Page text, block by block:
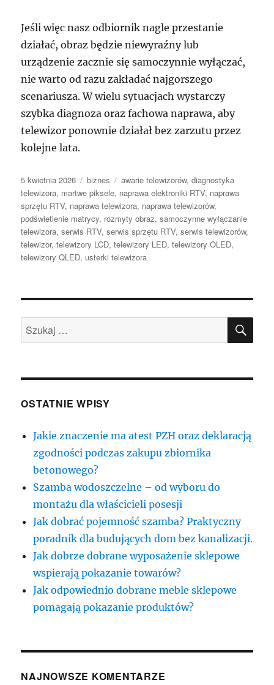
Jeśli więc nasz odbiornik nagle przestanie
działać, obraz będzie niewyraźny lub
urządzenie zacznie się samoczynnie wyłączać,
nie warto od razu zakładać najgorszego
scenariusza. W wielu sytuacjach wystarczy
szybka diagnoza oraz fachowa naprawa, aby
telewizor ponownie działał bez zarzutu przez
kolejne lata.
Data
publikacji
5 kwietnia 2026 Kategorie
biznes Tagi
awarie telewizorów,diagnostyka
telewizora, martwe piksele, naprawa elektroniki RTV, naprawa
sprzętu RTV, naprawa telewizora, naprawa telewizorów,
podświetlenie matrycy, rozmyty obraz,samoczynne wyłączanie
telewizora,serwis RTV,serwis sprzętu RTV,serwis telewizorów,
telewizor,telewizory LCD,telewizory LED,telewizory OLED,
telewizory QLED, usterki telewizora
Szukaj:
OSTATNIE WPISY
Jakie znaczenie ma atest PZH oraz deklaracją
zgodności podczas zakupu zbiornika
betonowego?
Szamba wodoszczelne – od wyboru do
montażu dla właścicieli posesji
Jak dobrać pojemność szamba? Praktyczny
poradnik dla budujących dom bez kanalizacji.
Jak dobrze dobrane wyposażenie sklepowe
wspierają pokazanie towarów?
Jak odpowiednio dobrane meble sklepowe
pomagają pokazanie produktów?
NAJNOWSZE KOMENTARZE